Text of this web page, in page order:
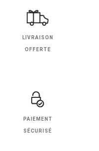
LIVRAISON
OFFERTE
PAIEMENT
SÉCURISÉ